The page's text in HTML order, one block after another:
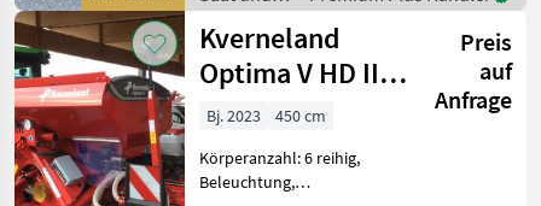
Direktsaatausstattung,
Spuranreisser, Beleuchtung
Kverne
Pflege /
Kverneland
Kverneland
Optima V HD II
eDrive 6-reihig
Preis
auf
Anfrage
Bj. 2023
450 cm
Körperanzahl: 6 reihig,
Beleuchtung,